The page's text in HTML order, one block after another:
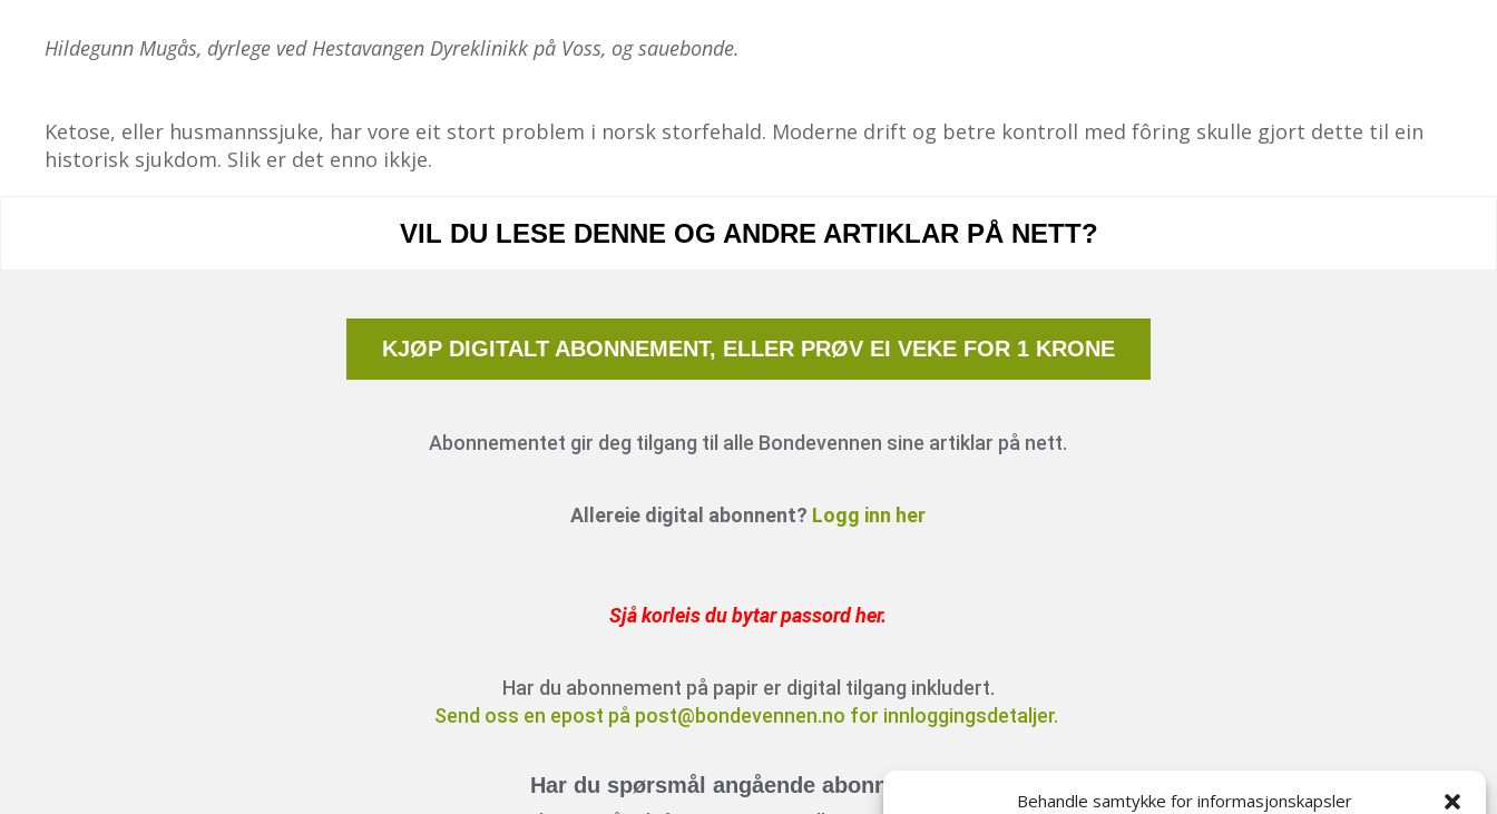
Behandle samtykke for informasjonskapsler
Hildegunn Mugås, dyrlege ved Hestavangen Dyreklinikk på Voss, og sauebonde.
Ketose, eller husmannssjuke, har vore eit stort problem i norsk storfehald. Moderne drift og betre kontroll med fôring skulle gjort dette til ein
historisk sjukdom. Slik er det enno ikkje.
VIL DU LESE DENNE OG ANDRE ARTIKLAR PÅ NETT?
KJØP DIGITALT ABONNEMENT, ELLER PRØV EI VEKE FOR 1 KRONE
Abonnementet gir deg tilgang til alle Bondevennen sine artiklar på nett.
Allereie digital abonnent? Logg inn her
Sjå korleis du bytar passord her.
Har du abonnement på papir er digital tilgang inkludert.
Send oss en epost på post@bondevennen.no for innloggingsdetaljer.
Har du spørsmål angående abonnement?